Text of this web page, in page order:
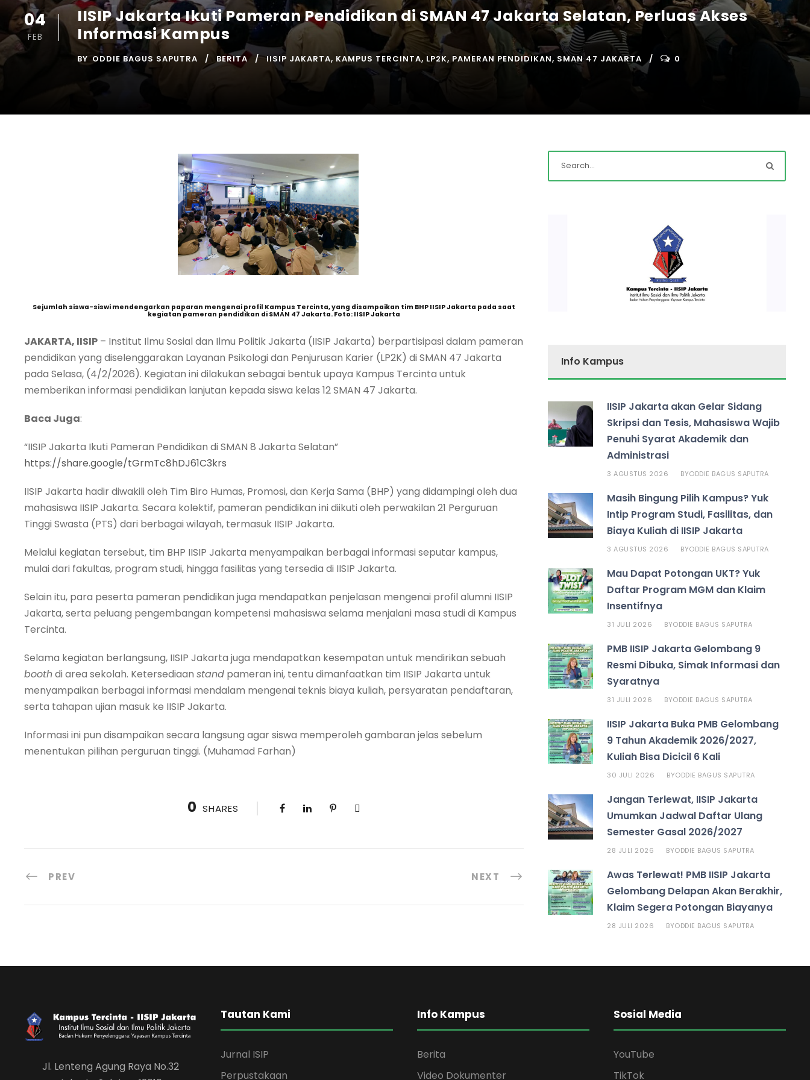
04
FEB
IISIP Jakarta Ikuti Pameran Pendidikan di SMAN 47 Jakarta Selatan, Perluas Akses
Informasi Kampus
BY ODDIE BAGUS SAPUTRA BERITA IISIP JAKARTA, KAMPUS TERCINTA, LP2K, PAMERAN PENDIDIKAN, SMAN 47 JAKARTA 0
Sejumlah siswa-siswi mendengarkan paparan mengenai profil Kampus Tercinta, yang disampaikan tim BHP IISIP Jakarta pada saat
kegiatan pameran pendidikan di SMAN 47 Jakarta. Foto: IISIP Jakarta
JAKARTA, IISIP – Institut Ilmu Sosial dan Ilmu Politik Jakarta (IISIP Jakarta) berpartisipasi dalam pameran
pendidikan yang diselenggarakan Layanan Psikologi dan Penjurusan Karier (LP2K) di SMAN 47 Jakarta
pada Selasa, (4/2/2026). Kegiatan ini dilakukan sebagai bentuk upaya Kampus Tercinta untuk
memberikan informasi pendidikan lanjutan kepada siswa kelas 12 SMAN 47 Jakarta.
Baca Juga:
“IISIP Jakarta Ikuti Pameran Pendidikan di SMAN 8 Jakarta Selatan”
https://share.google/tGrmTc8hDJ61C3krs
IISIP Jakarta hadir diwakili oleh Tim Biro Humas, Promosi, dan Kerja Sama (BHP) yang didampingi oleh dua
mahasiswa IISIP Jakarta. Secara kolektif, pameran pendidikan ini diikuti oleh perwakilan 21 Perguruan
Tinggi Swasta (PTS) dari berbagai wilayah, termasuk IISIP Jakarta.
Melalui kegiatan tersebut, tim BHP IISIP Jakarta menyampaikan berbagai informasi seputar kampus,
mulai dari fakultas, program studi, hingga fasilitas yang tersedia di IISIP Jakarta.
Selain itu, para peserta pameran pendidikan juga mendapatkan penjelasan mengenai profil alumni IISIP
Jakarta, serta peluang pengembangan kompetensi mahasiswa selama menjalani masa studi di Kampus
Tercinta.
Selama kegiatan berlangsung, IISIP Jakarta juga mendapatkan kesempatan untuk mendirikan sebuah
boothdi area sekolah. Ketersediaan stand pameran ini, tentu dimanfaatkan tim IISIP Jakarta untuk
menyampaikan berbagai informasi mendalam mengenai teknis biaya kuliah, persyaratan pendaftaran,
serta tahapan ujian masuk ke IISIP Jakarta.
Informasi ini pun disampaikan secara langsung agar siswa memperoleh gambaran jelas sebelum
menentukan pilihan perguruan tinggi. (Muhamad Farhan)
0 SHARES
PREV NEXT
Info Kampus
IISIP Jakarta akan Gelar Sidang
Skripsi dan Tesis, Mahasiswa Wajib
Penuhi Syarat Akademik dan
Administrasi
3 AGUSTUS 2026 BYODDIE BAGUS SAPUTRA
Masih Bingung Pilih Kampus? Yuk
Intip Program Studi, Fasilitas, dan
Biaya Kuliah di IISIP Jakarta
3 AGUSTUS 2026 BYODDIE BAGUS SAPUTRA
Mau Dapat Potongan UKT? Yuk
Daftar Program MGM dan Klaim
Insentifnya
31 JULI 2026 BYODDIE BAGUS SAPUTRA
PMB IISIP Jakarta Gelombang 9
Resmi Dibuka, Simak Informasi dan
Syaratnya
31 JULI 2026 BYODDIE BAGUS SAPUTRA
IISIP Jakarta Buka PMB Gelombang
9 Tahun Akademik 2026/2027,
Kuliah Bisa Dicicil 6 Kali
30 JULI 2026 BYODDIE BAGUS SAPUTRA
Jangan Terlewat, IISIP Jakarta
Umumkan Jadwal Daftar Ulang
Semester Gasal 2026/2027
28 JULI 2026 BYODDIE BAGUS SAPUTRA
Awas Terlewat! PMB IISIP Jakarta
Gelombang Delapan Akan Berakhir,
Klaim Segera Potongan Biayanya
28 JULI 2026 BYODDIE BAGUS SAPUTRA
Jl. Lenteng Agung Raya No.32
Tautan Kami
Jurnal ISIP
Perpustakaan
Info Kampus
Berita
Video Dokumenter
Sosial Media
YouTube
TikTok